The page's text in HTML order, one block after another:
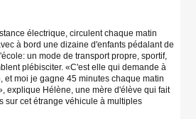
électrique, circulent chaque matin
à bord une dizaine d'enfants pédalant de
un mode de transport propre, sportif,
plébisciter. «C'est elle qui demande à
et moi je gagne 45 minutes chaque matin
explique Hélène, une mère d'élève qui fait
sur cet étrange véhicule à multiples